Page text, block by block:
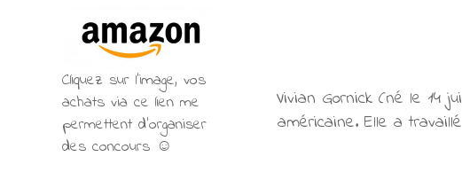
Vivian Gornick (né le 14
américaine. Elle a
Cliquez sur l'image, vos
achats via ce lien me
permettent d’organiser
des concours ☺